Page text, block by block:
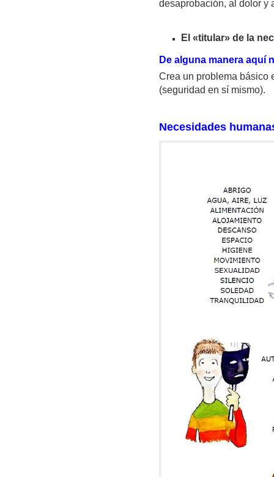
desaprobación, al dolor y
El «titular» de la
De alguna manera aquí
Crea un problema básico
(seguridad en sí mismo).
Necesidades